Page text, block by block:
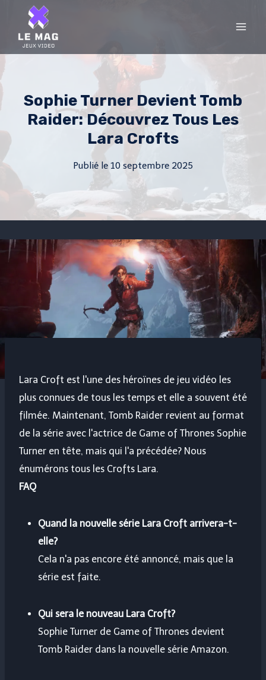
content
Sophie Turner Devient Tomb
Raider: Découvrez Tous Les
Lara Crofts
Publié le 10 septembre 2025
Lara Croft est l'une des héroïnes de jeu vidéo les
plus connues de tous les temps et elle a souvent été
filmée. Maintenant, Tomb Raider revient au format
de la série avec l'actrice de Game of Thrones Sophie
Turner en tête, mais qui l'a précédée? Nous
énumérons tous les Crofts Lara.
FAQ
Quand la nouvelle série Lara Croft arrivera-t-
elle?
Cela n'a pas encore été annoncé, mais que la
série est faite.
Qui sera le nouveau Lara Croft?
Sophie Turner de Game of Thrones devient
Tomb Raider dans la nouvelle série Amazon.